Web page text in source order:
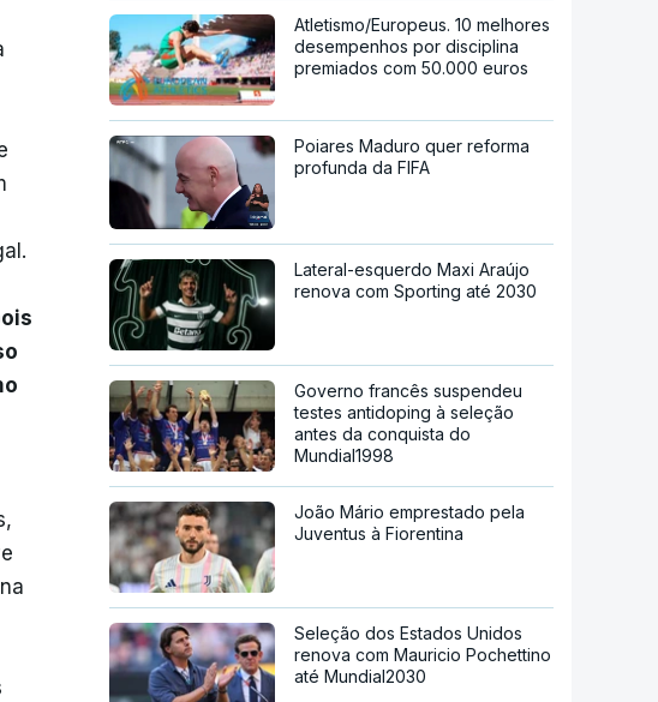
Atletismo/Europeus. 10 melhores
desempenhos por disciplina
premiados com 50.000 euros
Poiares Maduro quer reforma
profunda da FIFA
Lateral-esquerdo Maxi Araújo
renova com Sporting até 2030
Governo francês suspendeu
testes antidoping à seleção
antes da conquista do
Mundial1998
João Mário emprestado pela
Juventus à Fiorentina
Seleção dos Estados Unidos
renova com Mauricio Pochettino
até Mundial2030